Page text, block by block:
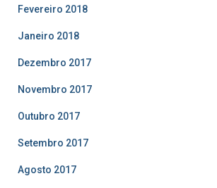
Fevereiro 2018
Janeiro 2018
Dezembro 2017
Novembro 2017
Outubro 2017
Setembro 2017
Agosto 2017